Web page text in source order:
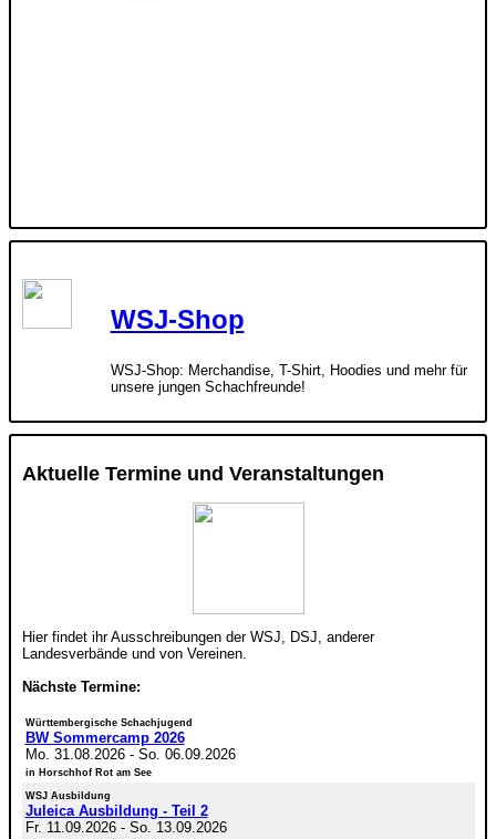
WSJ-Shop
WSJ-Shop: Merchandise, T-Shirt, Hoodies und mehr für
unsere jungen Schachfreunde!
Aktuelle Termine und Veranstaltungen
Hier findet ihr Ausschreibungen der WSJ, DSJ, anderer
Landesverbände und von Vereinen.
Nächste Termine:
Württembergische Schachjugend
BW Sommercamp 2026
Mo. 31.08.2026- So. 06.09.2026
in Horschhof Rot am See
WSJ Ausbildung
Juleica Ausbildung - Teil 2
Fr. 11.09.2026- So. 13.09.2026